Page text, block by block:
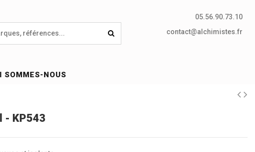
05.56.90.73.10
contact@alchimistes.fr
SOMMES-NOUS
- KP543